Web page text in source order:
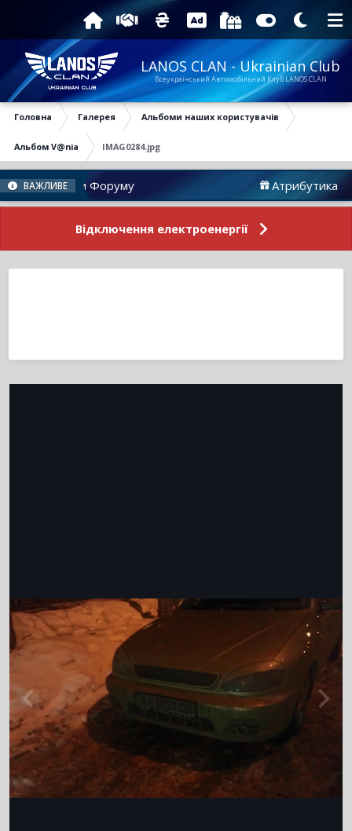
LANOS CLAN - Ukrainian Club
Всеукраїнський Автомобільний Клуб LANOS CLAN
Головна Галерея Альбоми наших користувачів
Альбом V@nia IMAG0284.jpg
ВАЖЛИВЕ
Новини Форуму Атрибутика
Відключення електроенергії